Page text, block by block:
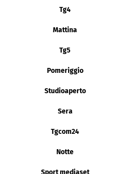
Tg4
Mattina
Tg5
Pomeriggio
Studioaperto
Sera
Tgcom24
Notte
Sport mediaset